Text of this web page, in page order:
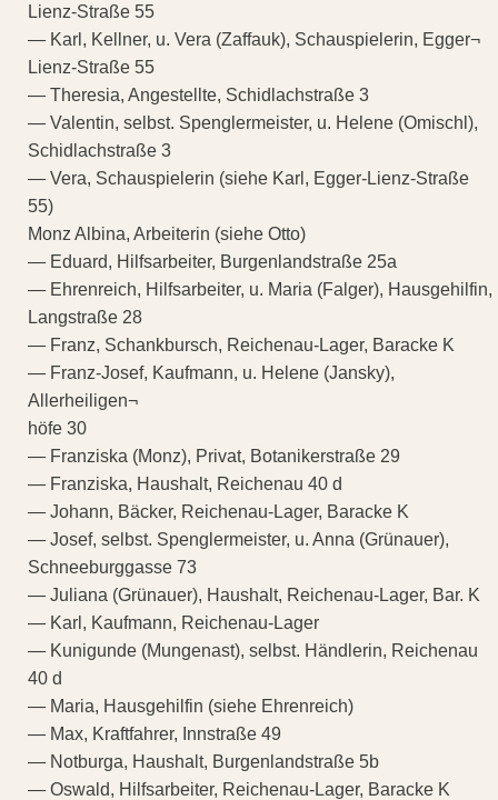
Lienz-Straße 55
— Karl, Kellner, u. Vera (Zaffauk), Schauspielerin, Egger¬
Lienz-Straße 55
— Theresia, Angestellte, Schidlachstraße 3
— Valentin, selbst. Spenglermeister, u. Helene (Omischl),
Schidlachstraße 3
— Vera, Schauspielerin (siehe Karl, Egger-Lienz-Straße
55)
Monz Albina, Arbeiterin (siehe Otto)
— Eduard, Hilfsarbeiter, Burgenlandstraße 25a
— Ehrenreich, Hilfsarbeiter, u. Maria (Falger), Hausgehilfin,
Langstraße 28
— Franz, Schankbursch, Reichenau-Lager, Baracke K
— Franz-Josef, Kaufmann, u. Helene (Jansky),
Allerheiligen¬
höfe 30
— Franziska (Monz), Privat, Botanikerstraße 29
— Franziska, Haushalt, Reichenau 40 d
— Johann, Bäcker, Reichenau-Lager, Baracke K
— Josef, selbst. Spenglermeister, u. Anna (Grünauer),
Schneeburggasse 73
— Juliana (Grünauer), Haushalt, Reichenau-Lager, Bar. K
— Karl, Kaufmann, Reichenau-Lager
— Kunigunde (Mungenast), selbst. Händlerin, Reichenau
40 d
— Maria, Hausgehilfin (siehe Ehrenreich)
— Max, Kraftfahrer, Innstraße 49
— Notburga, Haushalt, Burgenlandstraße 5b
— Oswald, Hilfsarbeiter, Reichenau-Lager, Baracke K